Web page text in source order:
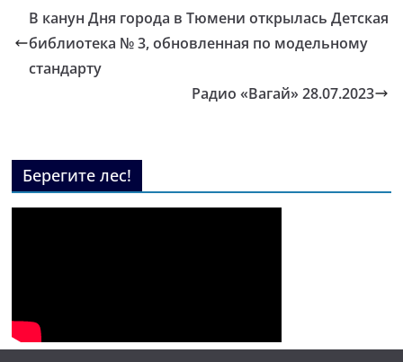
В канун Дня города в Тюмени открылась Детская
библиотека № 3, обновленная по модельному
стандарту
Радио «Вагай» 28.07.2023
Берегите лес!